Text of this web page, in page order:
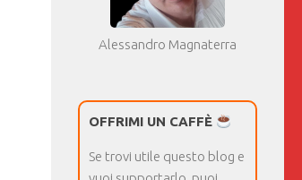
Alessandro Magnaterra
OFFRIMI UN CAFFÈ
Se trovi utile questo blog e